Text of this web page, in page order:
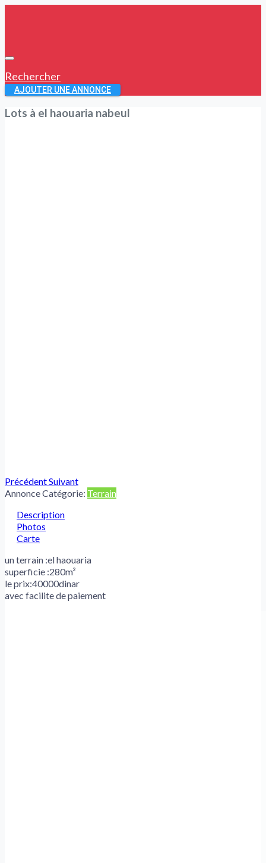
Rechercher
AJOUTER UNE ANNONCE
Lots à el haouaria nabeul
PrécédentSuivant
Annonce Catégorie: Terrain
Description
Photos
Carte
un terrain :el haouaria
superficie :280m²
le prix:40000dinar
avec facilite de paiement